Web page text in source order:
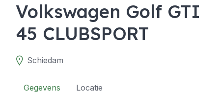
Volkswagen Golf GTI
45 CLUBSPORT
Schiedam
Gegevens Locatie